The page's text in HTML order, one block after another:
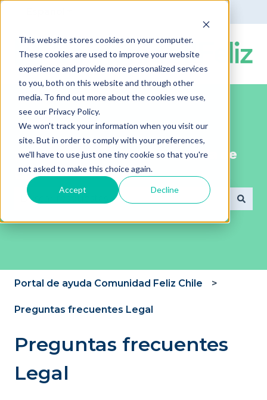
This website stores cookies on your computer.
These cookies are used to improve your website
experience and provide more personalized services
to you, both on this website and through other
media. To find out more about the cookies we use,
see our Privacy Policy.
We won't track your information when you visit our
site. But in order to comply with your preferences,
we'll have to use just one tiny cookie so that you're
not asked to make this choice again.
Accept Decline
¡Bienvenido al portal de ayuda de
ComunidadFeliz!
No hay sugerencias porque el campo de
Portal de ayuda Comunidad Feliz Chile
Preguntas frecuentes Legal
Preguntas frecuentes
Legal